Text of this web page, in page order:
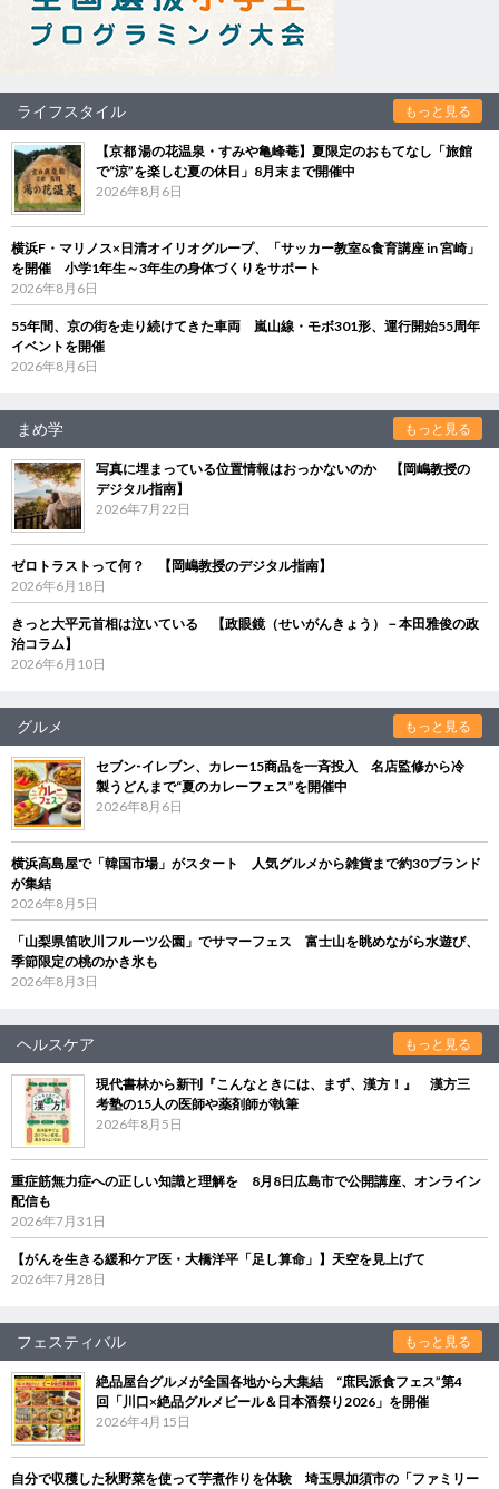
ライフスタイル もっと見る
【京都 湯の花温泉・すみや亀峰菴】夏限定のおもてなし「旅館
で“涼”を楽しむ夏の休日」8月末まで開催中
2026年8月6日
横浜F・マリノス×日清オイリオグループ、「サッカー教室&食育講座 in 宮崎」
を開催 小学1年生～3年生の身体づくりをサポート
2026年8月6日
55年間、京の街を走り続けてきた車両 嵐山線・モボ301形、運行開始55周年
イベントを開催
2026年8月6日
まめ学 もっと見る
写真に埋まっている位置情報はおっかないのか 【岡嶋教授の
デジタル指南】
2026年7月22日
ゼロトラストって何？ 【岡嶋教授のデジタル指南】
2026年6月18日
きっと大平元首相は泣いている 【政眼鏡（せいがんきょう）－本田雅俊の政
治コラム】
2026年6月10日
グルメ もっと見る
セブン‐イレブン、カレー15商品を一斉投入 名店監修から冷
製うどんまで“夏のカレーフェス”を開催中
2026年8月6日
横浜高島屋で「韓国市場」がスタート 人気グルメから雑貨まで約30ブランド
が集結
2026年8月5日
「山梨県笛吹川フルーツ公園」でサマーフェス 富士山を眺めながら水遊び、
季節限定の桃のかき氷も
2026年8月3日
ヘルスケア もっと見る
現代書林から新刊『こんなときには、まず、漢方！』 漢方三
考塾の15人の医師や薬剤師が執筆
2026年8月5日
重症筋無力症への正しい知識と理解を 8月8日広島市で公開講座、オンライン
配信も
2026年7月31日
【がんを生きる緩和ケア医・大橋洋平「足し算命」】天空を見上げて
2026年7月28日
フェスティバル もっと見る
絶品屋台グルメが全国各地から大集結 “庶民派食フェス”第4
回「川口×絶品グルメビール＆日本酒祭り2026」を開催
2026年4月15日
自分で収穫した秋野菜を使って芋煮作りを体験 埼玉県加須市の「ファミリー